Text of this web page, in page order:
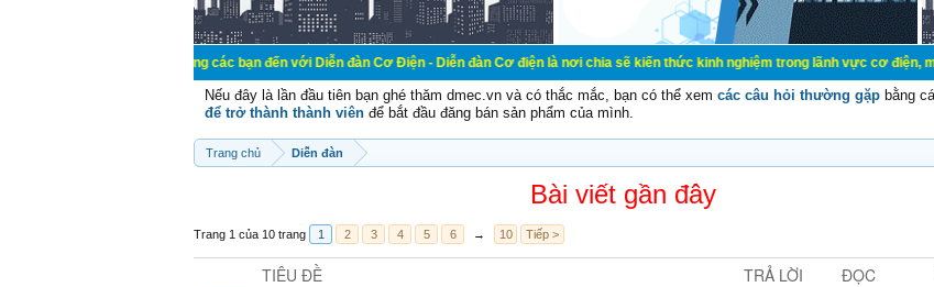
Chào mừng các bạn đến với Diễn đàn Cơ Điện - Diễn đàn Cơ điện là nơi chia sẽ kiến thức kinh nghiệm trong lãnh vực cơ điện, mua
Nếu đây là lần đầu tiên bạn ghé thăm dmec.vn và có thắc mắc, bạn có thể xem các câu hỏi thường gặp bằng
để trở thành thành viên để bắt đầu đăng bán sản phẩm của mình.
Trang chủ Diễn đàn
Bài viết gần đây
Trang 1 của 10 trang 1 2 3 4 5 6 → 10 Tiếp >
TIÊU ĐỀ TRẢ LỜI ĐỌC